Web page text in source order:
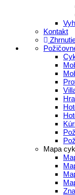
Kontakt
Mapa